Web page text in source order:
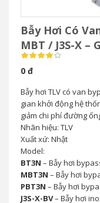
Bẫy Hơi Có
MBT / J3S-X –
Động Nhanh
0 đ
Bẫy hơi TLV có van
gian khởi động hệ
giảm chi phí đường
Nhãn hiệu: TLV
Xuất xứ: Nhật
Model:
BT3N – Bẫy hơi
MBT3N – Bẫy hơi
PBT3N – Bẫy hơi
J3S-X-BV– Bẫy hơi